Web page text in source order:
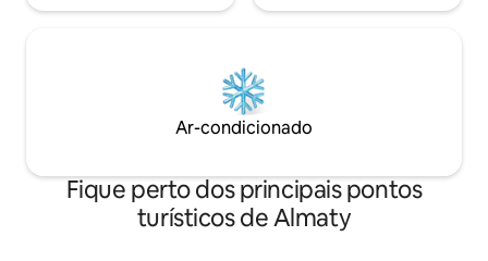
Ar-condicionado
Fique perto dos principais pontos
turísticos de Almaty